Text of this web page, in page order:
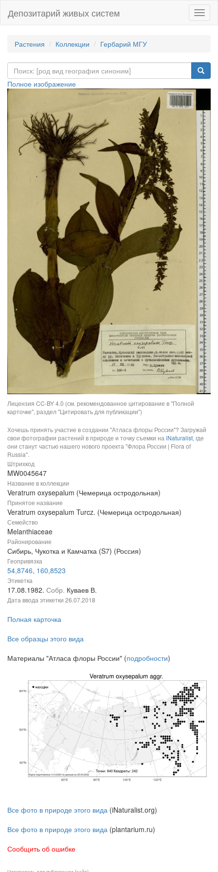
Депозитарий живых систем
Растения Коллекции Гербарий МГУ
Полное изображение
Лицензия CC-BY 4.0 (см. рекомендованное цитирование в "Полной
карточке", раздел "Цитировать для публикации")
Хочешь принять участие в создании "Атласа флоры России"? Загружай
свои фотографии растений в природе и точку съемки на iNaturalist, где
они станут частью нашего нового проекта "Флора России | Flora of
Russia".
Штрихкод
MW0045647
Название в коллекции
Veratrum oxysepalum (Чемерица остродольная)
Принятое название
Veratrum oxysepalum Turcz. (Чемерица остродольная)
Семейство
Melanthiaceae
Районирование
Сибирь, Чукотка и Камчатка (S7) (Россия)
Геопривязка
54,8746, 160,8523
Этикетка
17.08.1982. Собр. Куваев В.
Дата ввода этикетки 26.07.2018
Полная карточка
Все образцы этого вида
Материалы "Атласа флоры России" (подробности)
Все фото в природе этого вида (iNaturalist.org)
Все фото в природе этого вида (plantarium.ru)
Сообщить об ошибке